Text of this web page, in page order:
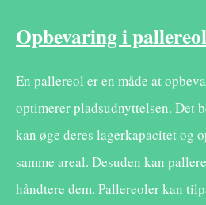
Opbevaring i pallereol
En pallereol er en måde at
optimerer pladsudnyttelsen. Det
kan øge deres lagerkapacitet og
samme areal. Desuden kan
håndtere dem. Pallereoler kan